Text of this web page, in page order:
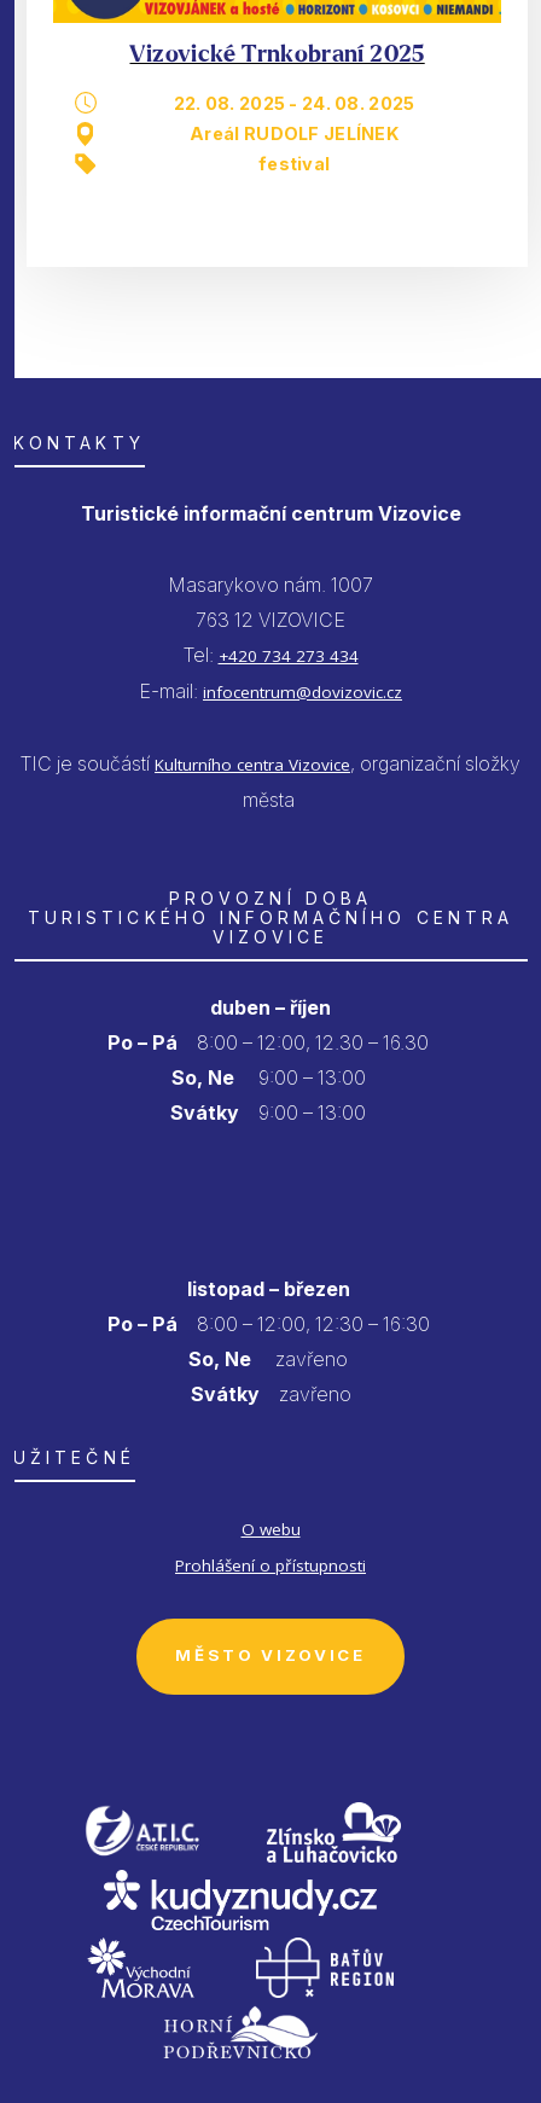
Vizovické Trnkobraní 2025
22. 08. 2025 - 24. 08. 2025
Areál RUDOLF JELÍNEK
festival
KONTAKTY
Turistické informační centrum Vizovice
Masarykovo nám. 1007
763 12 VIZOVICE
Tel: +420 734 273 434
E-mail: infocentrum@dovizovic.cz
TIC je součástí Kulturního centra Vizovice, organizační složky
města
PROVOZNÍ DOBA
TURISTICKÉHO INFORMAČNÍHO CENTRA
VIZOVICE
duben – říjen
Po – Pá
8:00 – 12:00, 12.30 – 16.30
So, Ne9:00 – 13:00
Svátky 9:00 – 13:00
listopad – březen
Po – Pá 8:00 – 12:00, 12:30 – 16:30
So, Ne zavřeno
Svátkyzavřeno
UŽITEČNÉ
O webu
Prohlášení o přístupnosti
MĚSTO VIZOVICE